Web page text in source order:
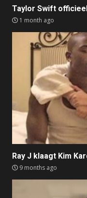
Taylor Swift
1 month ago
Ray J klaagt Kim
9 months ago